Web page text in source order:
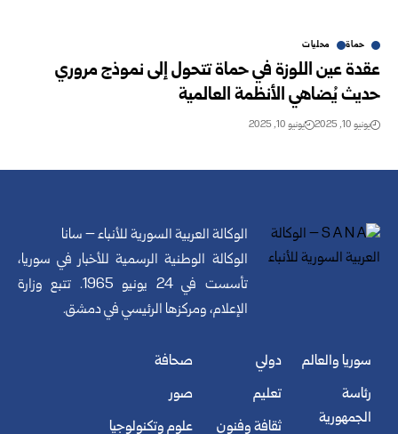
حماة محليات
عقدة عين اللوزة في حماة تتحول إلى نموذج مروري
حديث يُضاهي الأنظمة العالمية
يونيو 10, 2025 يونيو 10, 2025
الوكالة العربية السورية للأنباء – سانا
الوكالة الوطنية الرسمية للأخبار في سوريا،
تأسست في 24 يونيو 1965. تتبع وزارة
الإعلام، ومركزها الرئيسي في دمشق.
سوريا والعالم
رئاسة
الجمهورية
دولي
تعليم
ثقافة وفنون
صحافة
صور
علوم وتكنولوجيا